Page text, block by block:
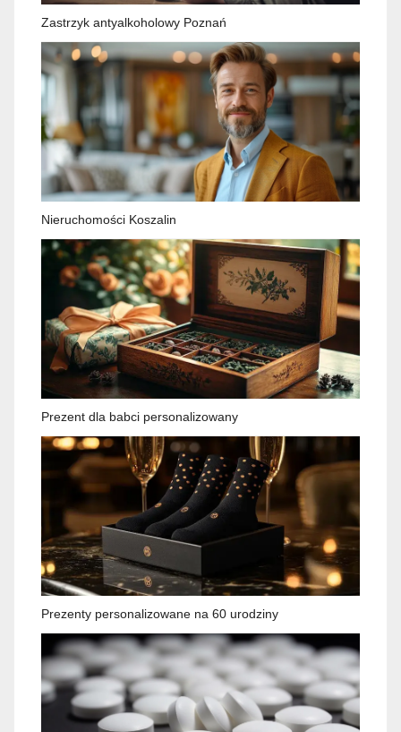
Zastrzyk antyalkoholowy Poznań
Nieruchomości Koszalin
Prezent dla babci personalizowany
Prezenty personalizowane na 60 urodziny